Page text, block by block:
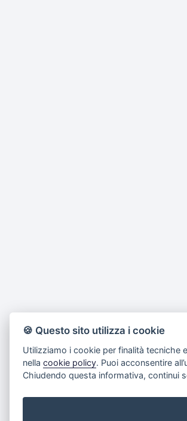
🍪 Questo sito utilizza i cookie
Utilizziamo i cookie per finalità tecniche
nellacookie policy. Puoi acconsentire
Chiudendo questa informativa, continui